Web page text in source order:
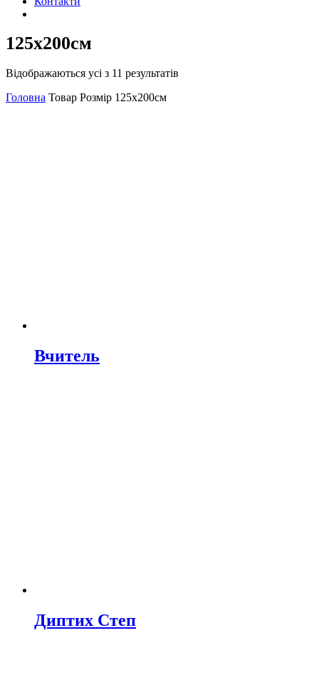
125х200см
Відображаються усі з 11 результатів
Головна Товар Розмір 125х200см
Вчитель
Диптих Степ